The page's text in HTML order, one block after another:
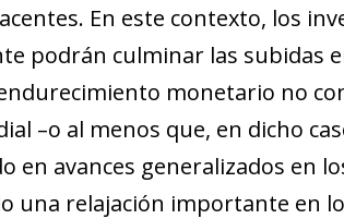
En este contexto, los
podrán culminar las subidas
monetario no
–o al menos que, en dicho
en avances generalizados en
una relajación importante en